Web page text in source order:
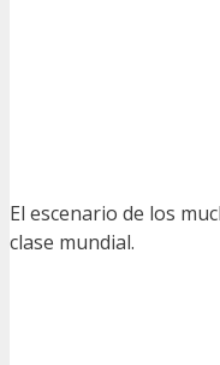
El escenario de los
clase mundial.